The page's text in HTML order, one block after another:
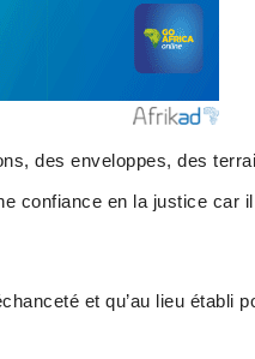
des enveloppes, des
confiance en la justice car il
et qu’au lieu établi